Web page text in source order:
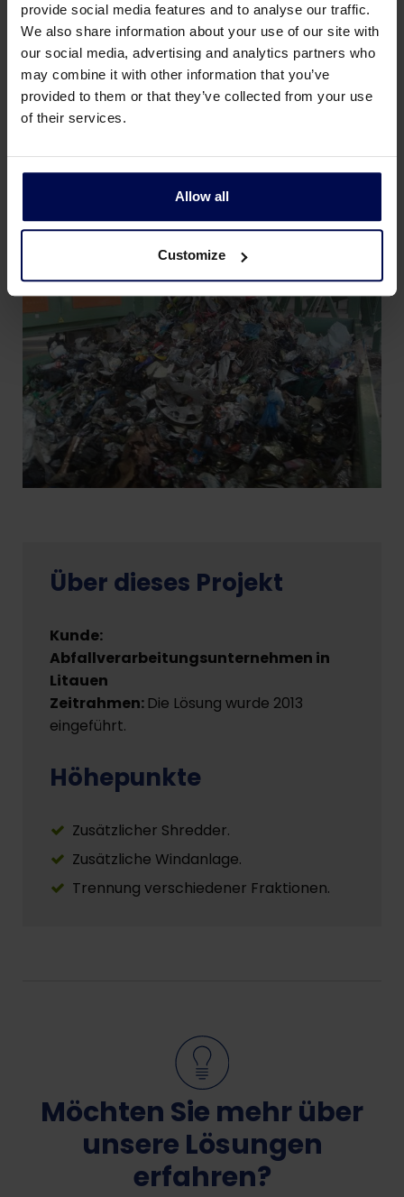
provide social media features and to analyse our traffic.
We also share information about your use of our site with
our social media, advertising and analytics partners who
may combine it with other information that you’ve
provided to them or that they’ve collected from your use
of their services.
Allow all
Customize
Ballenpresse - Verdichtet das leichte Material
(Kunststoff) zu transportfähigen Ballen.
Wickler - Umwickelt Ballen automatisch mit Folie.
Organische Abfälle werden digeriert. Metalle und
Nichteisenmetalle sowie die Kunststoffballen
Über dieses Projekt
Kunde:
Abfallverarbeitungsunternehmen in
Litauen
Zeitrahmen: Die Lösung wurde 2013
eingeführt.
Höhepunkte
Zusätzlicher Shredder.
Zusätzliche Windanlage.
Trennung verschiedener Fraktionen.
Möchten Sie mehr über
unsere Lösungen
erfahren?